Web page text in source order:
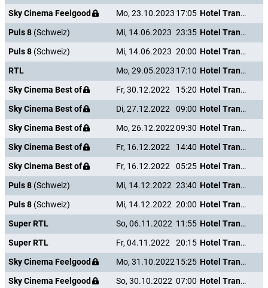
Sky Cinema Feelgood
Mo, 23.10.2023 17:05
Hotel Transsilvanien 2
Puls 8 (Schweiz) Mi, 14.06.2023 23:35
Hotel Transsilvanien 2
Puls 8 (Schweiz) Mi, 14.06.2023 20:00
Hotel Transsilvanien 2
RTL
Mo, 29.05.2023 17:10
Hotel Transsilvanien 2
Sky Cinema Best of
Fr, 30.12.2022 15:20
Hotel Transsilvanien 2
Sky Cinema Best of
Di, 27.12.2022 09:00
Hotel Transsilvanien 2
Sky Cinema Best of
Mo, 26.12.202209:30
Hotel Transsilvanien 2
Sky Cinema Best of
Fr, 16.12.2022 14:40
Hotel Transsilvanien 2
Sky Cinema Best of
Fr, 16.12.2022 05:25
Hotel Transsilvanien 2
Puls 8 (Schweiz) Mi, 14.12.2022 23:40
Hotel Transsilvanien 2
Puls 8 (Schweiz) Mi, 14.12.2022 20:00
Hotel Transsilvanien 2
Super RTL
So, 06.11.2022 11:55
Hotel Transsilvanien 2
Super RTL
Fr, 04.11.2022 20:15
Hotel Transsilvanien 2
Sky Cinema Feelgood
Mo, 31.10.202215:25
Hotel Transsilvanien 2
Sky Cinema Feelgood
So, 30.10.2022 07:00 Hotel Transsilvanien 2